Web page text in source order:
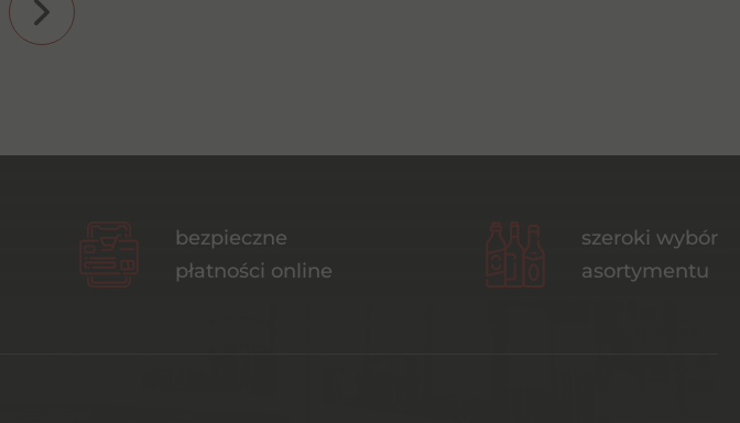
bezpieczne
płatności online
szeroki wybór
asortymentu